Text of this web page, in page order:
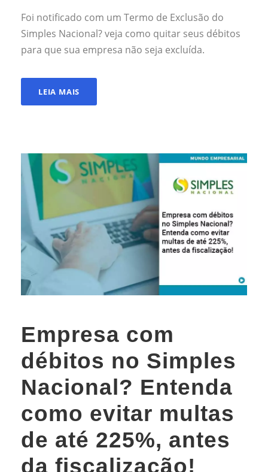
Foi notificado com um Termo de Exclusão do
Simples Nacional? veja como quitar seus débitos
para que sua empresa não seja excluída.
LEIA MAIS
Empresa com
débitos no Simples
Nacional? Entenda
como evitar multas
de até 225%, antes
da fiscalização!